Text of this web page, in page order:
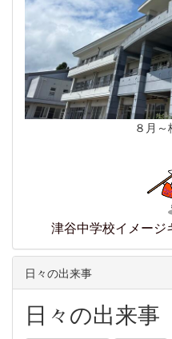
８月～
津谷中学校イメージ
日々の出来事
日々の出来事